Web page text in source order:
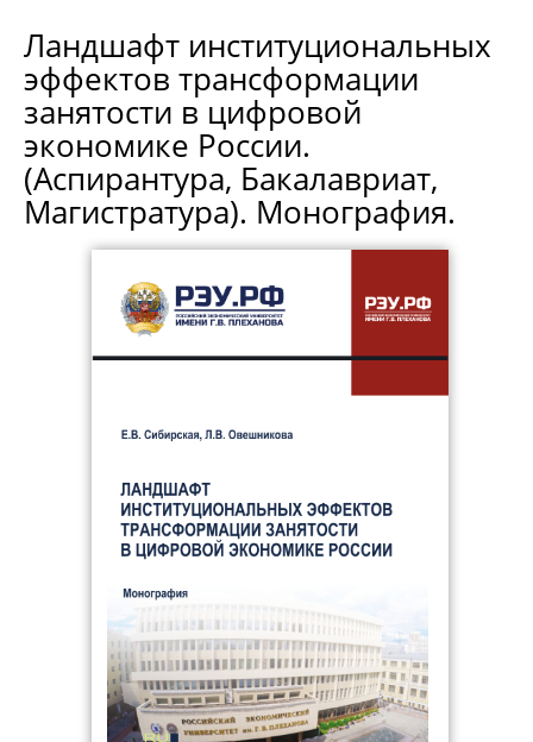
Ландшафт институциональных
эффектов трансформации
занятости в цифровой
экономике России.
(Аспирантура, Бакалавриат,
Магистратура). Монография.